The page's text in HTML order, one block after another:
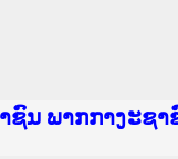
ທຳແຫ່ງຊາດ
ຊົນ ພາກເໜືອ
ນຕຳຫຼວດປະຊາຊົ
ນສັນຕິບານປະຊາ
ອ
ນ ພາກກາງ